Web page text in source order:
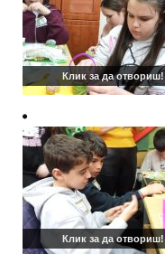
Клик за да отвориш!
Клик за да отвориш!